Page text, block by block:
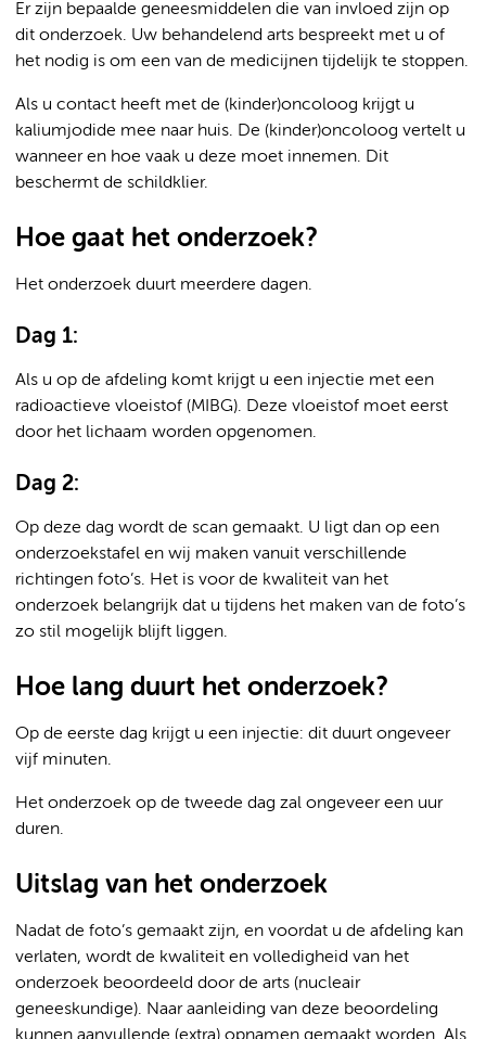
Er zijn bepaalde geneesmiddelen die van invloed zijn op
dit onderzoek. Uw behandelend arts bespreekt met u of
het nodig is om een van de medicijnen tijdelijk te stoppen.
Als u contact heeft met de (kinder)oncoloog krijgt u
kaliumjodide mee naar huis. De (kinder)oncoloog vertelt u
wanneer en hoe vaak u deze moet innemen. Dit
beschermt de schildklier.
Hoe gaat het onderzoek?
Het onderzoek duurt meerdere dagen.
Dag 1:
Als u op de afdeling komt krijgt u een injectie met een
radioactieve vloeistof (MIBG). Deze vloeistof moet eerst
door het lichaam worden opgenomen.
Dag 2:
Op deze dag wordt de scan gemaakt. U ligt dan op een
onderzoekstafel en wij maken vanuit verschillende
richtingen foto’s. Het is voor de kwaliteit van het
onderzoek belangrijk dat u tijdens het maken van de foto’s
zo stil mogelijk blijft liggen.
Hoe lang duurt het onderzoek?
Op de eerste dag krijgt u een injectie: dit duurt ongeveer
vijf minuten.
Het onderzoek op de tweede dag zal ongeveer een uur
duren.
Uitslag van het onderzoek
Nadat de foto’s gemaakt zijn, en voordat u de afdeling kan
verlaten, wordt de kwaliteit en volledigheid van het
onderzoek beoordeeld door de arts (nucleair
geneeskundige). Naar aanleiding van deze beoordeling